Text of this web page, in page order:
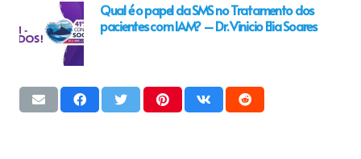
Qual é o papel da SMS no Tratamento dos
pacientes com IAM? – Dr. Vinicio Elia Soares